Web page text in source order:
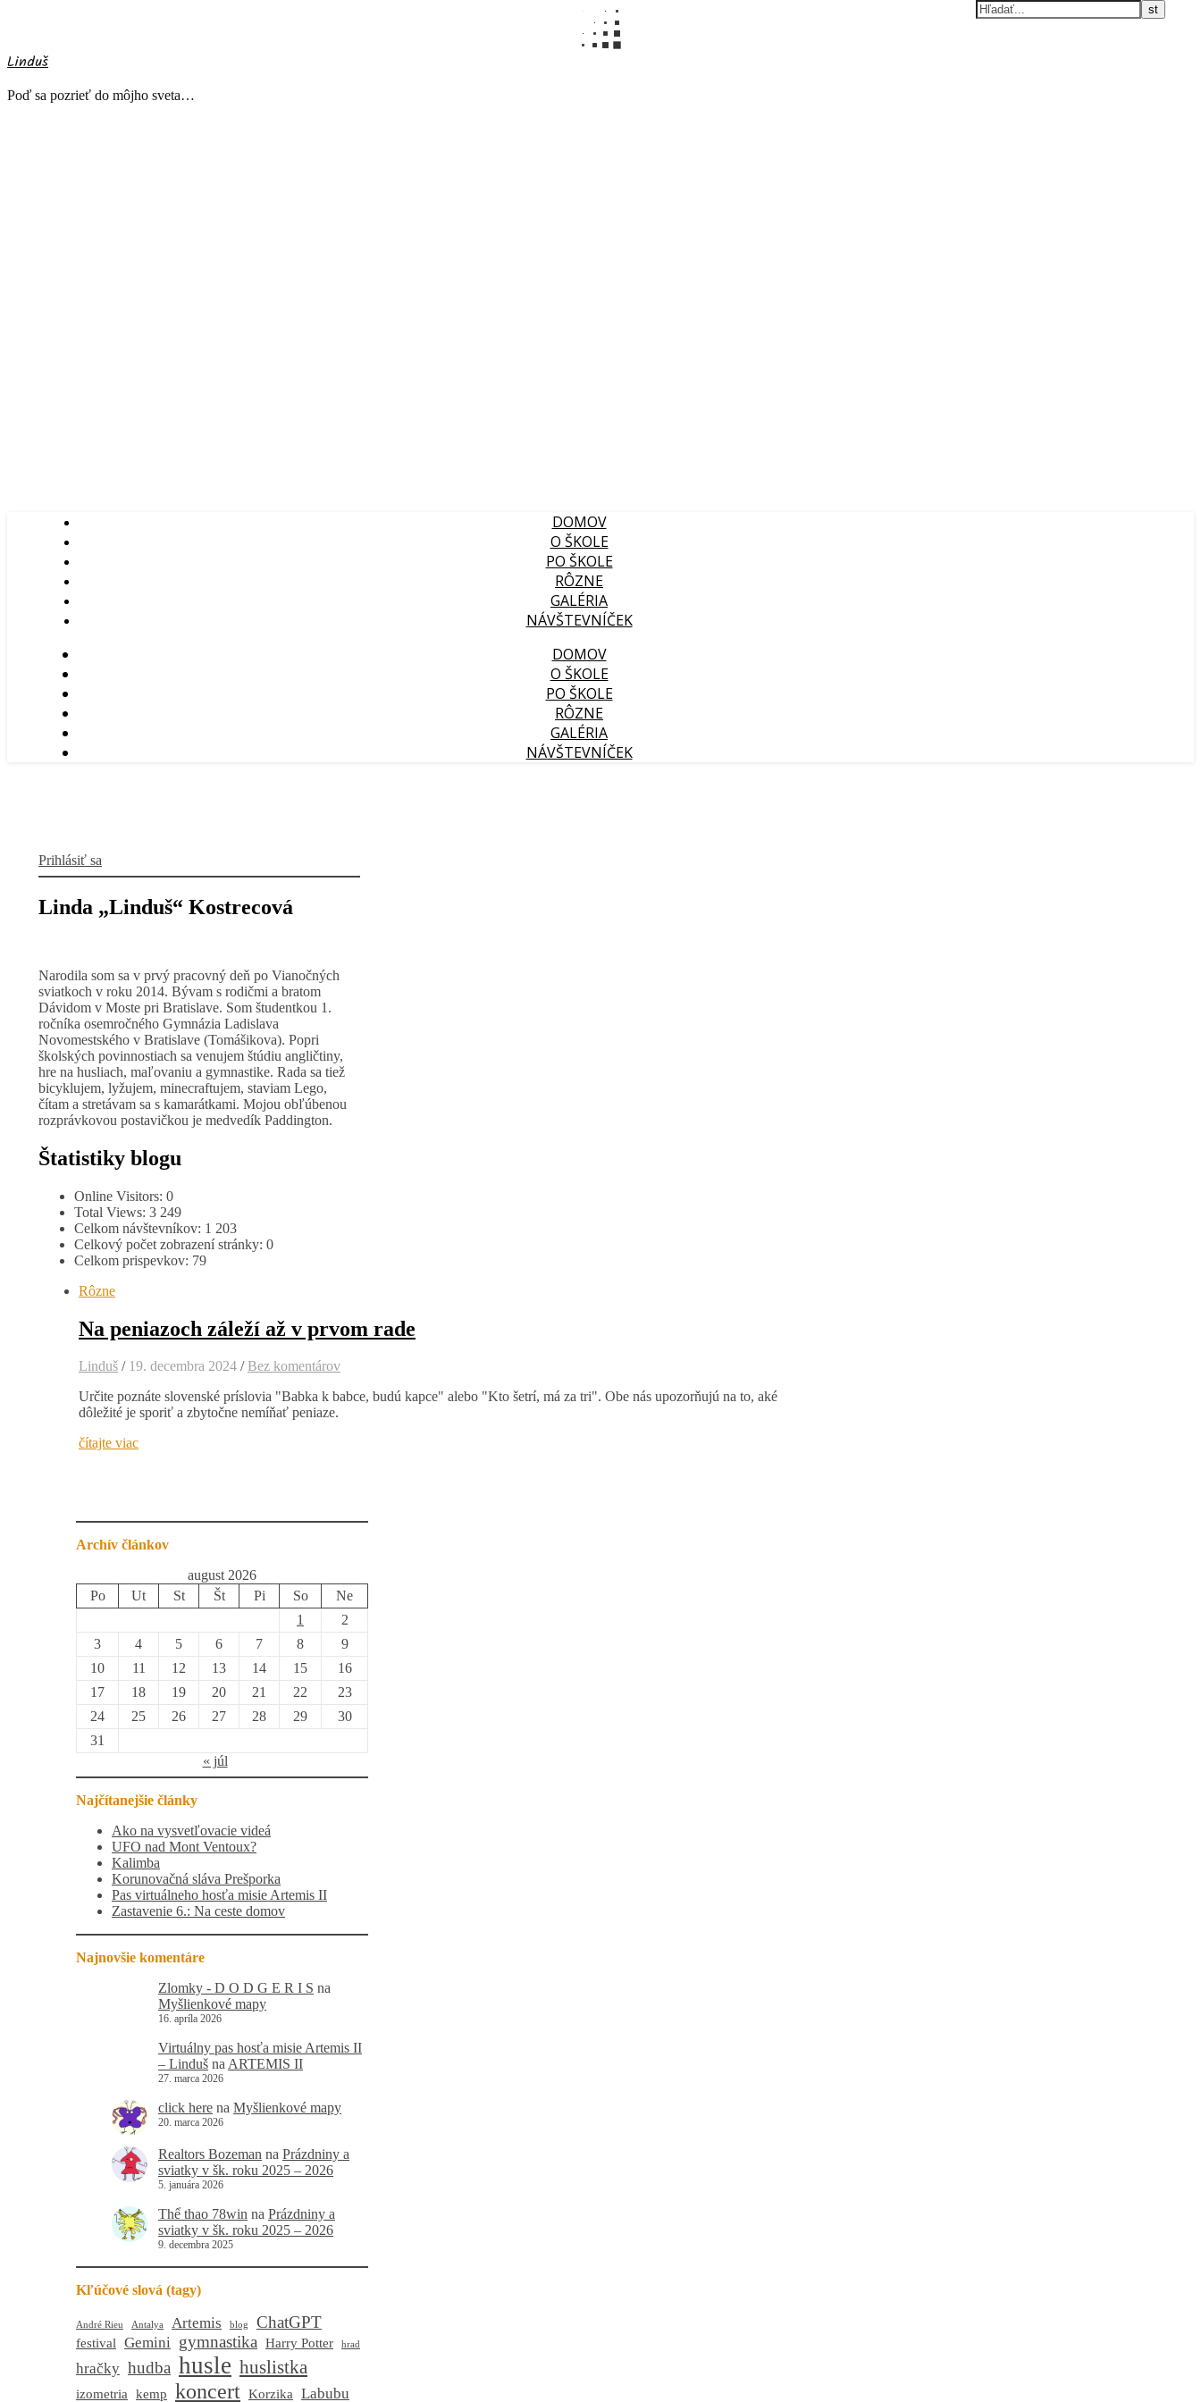
Linduš
Poď sa pozrieť do môjho sveta…
DOMOV
O ŠKOLE
PO ŠKOLE
RÔZNE
GALÉRIA
NÁVŠTEVNÍČEK
DOMOV
O ŠKOLE
PO ŠKOLE
RÔZNE
GALÉRIA
NÁVŠTEVNÍČEK
Prihlásiť sa
Linda „Linduš“ Kostrecová
Narodila som sa v prvý pracovný deň po Vianočných
sviatkoch v roku 2014. Bývam s rodičmi a bratom
Dávidom v Moste pri Bratislave. Som študentkou 1.
ročníka osemročného Gymnázia Ladislava
Novomestského v Bratislave (Tomášikova). Popri
školských povinnostiach sa venujem štúdiu angličtiny,
hre na husliach, maľovaniu a gymnastike. Rada sa tiež
bicyklujem, lyžujem, minecraftujem, staviam Lego,
čítam a stretávam sa s kamarátkami. Mojou obľúbenou
rozprávkovou postavičkou je medvedík Paddington.
Štatistiky blogu
Online Visitors: 0
Total Views: 3 249
Celkom návštevníkov: 1 203
Celkový počet zobrazení stránky: 0
Celkom prispevkov: 79
Rôzne
Na peniazoch záleží až v prvom rade
Linduš / 19. decembra 2024 / Bez komentárov
Určite poznáte slovenské príslovia "Babka k babce, budú kapce" alebo "Kto šetrí, má za tri". Obe nás upozorňujú na to, aké
dôležité je sporiť a zbytočne nemíňať peniaze.
čítajte viac
Archív článkov
august 2026
Po
Ut St Št Pi So
Ne
1
2
3
4 5 6 7 8
9
10
11 12 13 14 15
16
17
18 19 20 21 22
23
24
25 26 27 28 29
30
31
« júl
Najčítanejšie články
Ako na vysvetľovacie videá
UFO nad Mont Ventoux?
Kalimba
Korunovačná sláva Prešporka
Pas virtuálneho hosťa misie Artemis II
Zastavenie 6.: Na ceste domov
Najnovšie komentáre
Zlomky - D O D G E R I S na
Myšlienkové mapy
16. apríla 2026
Virtuálny pas hosťa misie Artemis II
– Linduš naARTEMIS II
27. marca 2026
click here na Myšlienkové mapy
20. marca 2026
Realtors Bozeman na Prázdniny a
sviatky v šk. roku 2025 – 2026
5. januára 2026
Thể thao 78win na Prázdniny a
sviatky v šk. roku 2025 – 2026
9. decembra 2025
Kľúčové slová (tagy)
André Rieu Antalya Artemis blog ChatGPT
festival Gemini gymnastika Harry Potter hrad
hračky hudba husle huslistka
izometria kemp koncert Korzika Labubu